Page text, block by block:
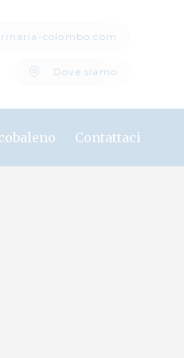
colombo.com
Dove siamo
Contattaci